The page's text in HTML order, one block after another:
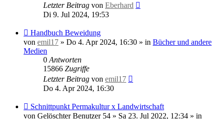
Letzter Beitrag von Eberhard
Di 9. Jul 2024, 19:53
Neuer
Beitrag
Handbuch Beweidung
von emil17 » Do 4. Apr 2024, 16:30 » in Bücher und andere
Medien
0 Antworten
15866 Zugriffe
Letzter Beitrag von emil17
Do 4. Apr 2024, 16:30
Neuer
Beitrag
Schnittpunkt Permakultur x Landwirtschaft
von Gelöschter Benutzer 54 » Sa 23. Jul 2022, 12:34 » in